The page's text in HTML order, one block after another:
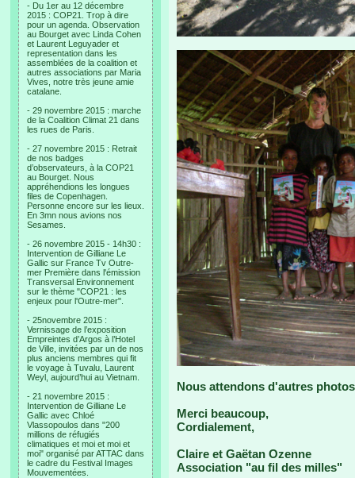
- Du 1er au 12 décembre
2015 : COP21. Trop à dire
pour un agenda. Observation
au Bourget avec Linda Cohen
et Laurent Leguyader et
representation dans les
assemblées de la coalition et
autres associations par Maria
Vives, notre très jeune amie
catalane.
- 29 novembre 2015 : marche
de la Coalition Climat 21 dans
les rues de Paris.
- 27 novembre 2015 : Retrait
de nos badges
d’observateurs, à la COP21
au Bourget. Nous
appréhendions les longues
files de Copenhagen.
Personne encore sur les lieux.
En 3mn nous avions nos
Sesames.
- 26 novembre 2015 - 14h30 :
Intervention de Gilliane Le
Gallic sur France Tv Outre-
mer Première dans l'émission
Transversal Environnement
sur le thème "COP21 : les
enjeux pour l'Outre-mer".
- 25novembre 2015 :
Vernissage de l’exposition
Empreintes d’Argos à l’Hotel
de Ville, invitées par un de nos
plus anciens membres qui fit
le voyage à Tuvalu, Laurent
Weyl, aujourd’hui au Vietnam.
- 21 novembre 2015 :
Intervention de Gilliane Le
Gallic avec Chloé
Vlassopoulos dans "200
millions de réfugiés
climatiques et moi et moi et
moi" organisé par ATTAC dans
le cadre du Festival Images
Mouvementées.
Nous attendons d'autres
Merci beaucoup,
Cordialement,
Claire et Gaëtan Ozenne
Association "au fil des milles"